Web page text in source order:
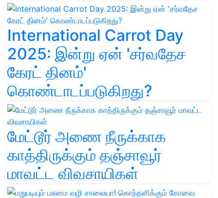
International Carrot Day
2025: இன்று ஏன் 'சர்வதேச
கேரட் தினம்'
கொண்டாடப்படுகிறது?
மேட்டூர் அணை நீருக்காக
காத்திருக்கும் தஞ்சாவூர்
மாவட்ட விவசாயிகள்